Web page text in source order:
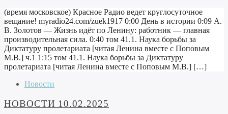
(время московское) Красное Радио ведет круглосуточное
вещание! myradio24.com/zuek1917 0:00 День в истории 0:09 А.
В. Золотов — Жизнь идёт по Ленину: работник — главная
производительная сила. 0:40 том 41.1. Наука борьбы за
Диктатуру пролетариата [читая Ленина вместе с Поповым
М.В.] ч.1 1:15 том 41.1. Наука борьбы за Диктатуру
пролетариата [читая Ленина вместе с Поповым М.В.] […]
Новости
НОВОСТИ 10.02.2025